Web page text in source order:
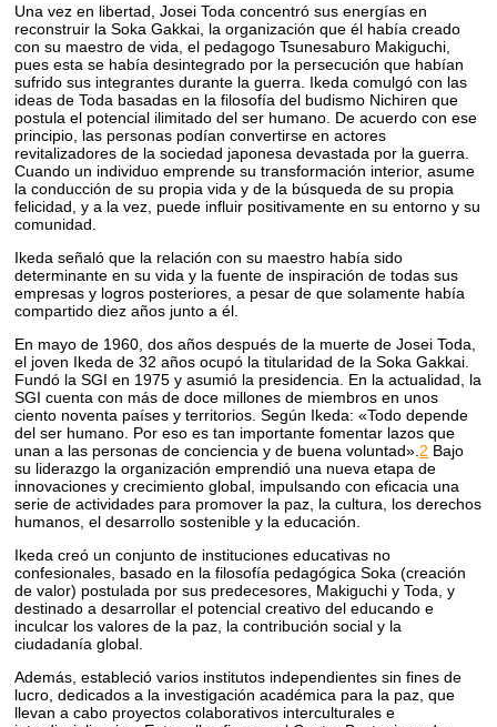
Una vez en libertad, Josei Toda concentró sus energías en
reconstruir la Soka Gakkai, la organización que él había creado
con su maestro de vida, el pedagogo Tsunesaburo Makiguchi,
pues esta se había desintegrado por la persecución que habían
sufrido sus integrantes durante la guerra. Ikeda comulgó con las
ideas de Toda basadas en la filosofía del budismo Nichiren que
postula el potencial ilimitado del ser humano. De acuerdo con ese
principio, las personas podían convertirse en actores
revitalizadores de la sociedad japonesa devastada por la guerra.
Cuando un individuo emprende su transformación interior, asume
la conducción de su propia vida y de la búsqueda de su propia
felicidad, y a la vez, puede influir positivamente en su entorno y su
comunidad.
Ikeda señaló que la relación con su maestro había sido
determinante en su vida y la fuente de inspiración de todas sus
empresas y logros posteriores, a pesar de que solamente había
compartido diez años junto a él.
En mayo de 1960, dos años después de la muerte de Josei Toda,
el joven Ikeda de 32 años ocupó la titularidad de la Soka Gakkai.
Fundó la SGI en 1975 y asumió la presidencia. En la actualidad, la
SGI cuenta con más de doce millones de miembros en unos
ciento noventa países y territorios. Según Ikeda: «Todo depende
del ser humano. Por eso es tan importante fomentar lazos que
unan a las personas de conciencia y de buena voluntad». 2 Bajo
su liderazgo la organización emprendió una nueva etapa de
innovaciones y crecimiento global, impulsando con eficacia una
serie de actividades para promover la paz, la cultura, los derechos
humanos, el desarrollo sostenible y la educación.
Ikeda creó un conjunto de instituciones educativas no
confesionales, basado en la filosofía pedagógica Soka (creación
de valor) postulada por sus predecesores, Makiguchi y Toda, y
destinado a desarrollar el potencial creativo del educando e
inculcar los valores de la paz, la contribución social y la
ciudadanía global.
Además, estableció varios institutos independientes sin fines de
lucro, dedicados a la investigación académica para la paz, que
llevan a cabo proyectos colaborativos interculturales e